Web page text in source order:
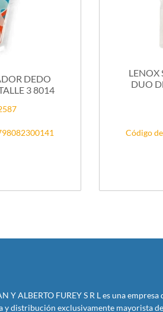
DEDO
PLANO DE GEL TALLE 3 8014
LENOX
DUO
Código
Y ALBERTO FUREY S R L es una
y distribución exclusivamente mayorista